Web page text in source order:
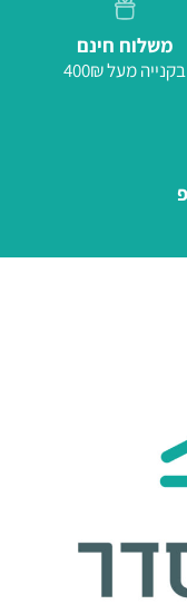
משלוח חינם
בקנייה מעל 400₪